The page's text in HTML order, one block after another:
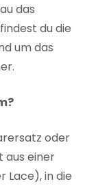
das
du die
um das
oder
einer
Lace), in die